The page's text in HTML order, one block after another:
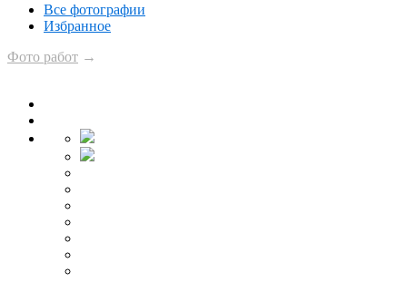
Все фотографии
Избранное
Фото работ →